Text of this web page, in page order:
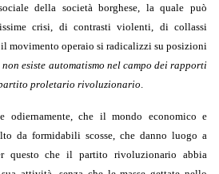
della società borghese, la quale può
crisi, di contrasti violenti, di collassi
movimento operaio si radicalizzi su posizioni
non esiste automatismo nel campo dei rapporti
proletario rivoluzionario.
odiernamente, che il mondo economico e
da formidabili scosse, che danno luogo a
questo che il partito rivoluzionario abbia